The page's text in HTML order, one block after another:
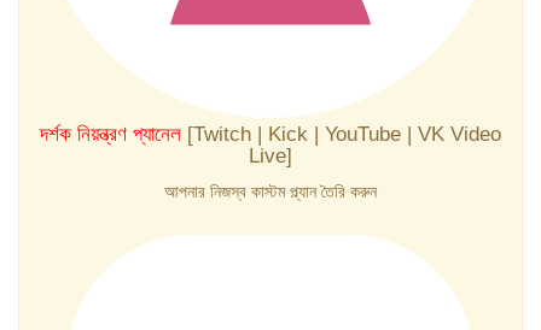
দর্শক নিয়ন্ত্রণ প্যানেল [Twitch | Kick | YouTube | VK Video
Live]
আপনার নিজস্ব কাস্টম প্ল্যান তৈরি করুন